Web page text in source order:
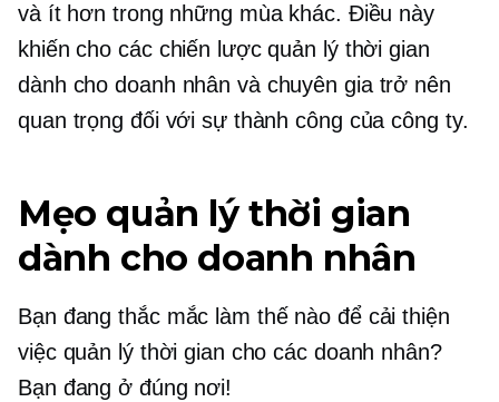
và ít hơn trong những mùa khác. Điều này
khiến cho các chiến lược quản lý thời gian
dành cho doanh nhân và chuyên gia trở nên
quan trọng đối với sự thành công của công ty.
Mẹo quản lý thời gian
dành cho doanh nhân
Bạn đang thắc mắc làm thế nào để cải thiện
việc quản lý thời gian cho các doanh nhân?
Bạn đang ở đúng nơi!